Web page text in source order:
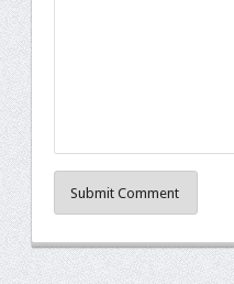
Submit Comment